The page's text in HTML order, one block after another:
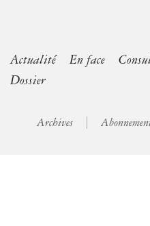
Actualité En face
Dossier
Archives